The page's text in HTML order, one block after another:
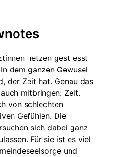
hetzen gestresst
dem ganzen Gewusel
der Zeit hat. Genau das
mitbringen: Zeit.
von schlechten
Gefühlen. Die
sich dabei ganz
Für sie ist es viel
und